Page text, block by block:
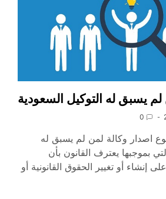
يسبق له التوكيل السعودية
0
اصدار وكالة لمن لم يسبق له
بموجبها يعترف القانون بأن
إنشاء أو تغيير الحقوق القانونية أو